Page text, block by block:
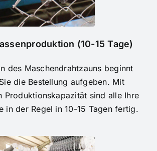
(10-15 Tage)
des Maschendrahtzauns beginnt
die Bestellung aufgeben. Mit
Produktionskapazität sind alle Ihre
in der Regel in 10-15 Tagen fertig.